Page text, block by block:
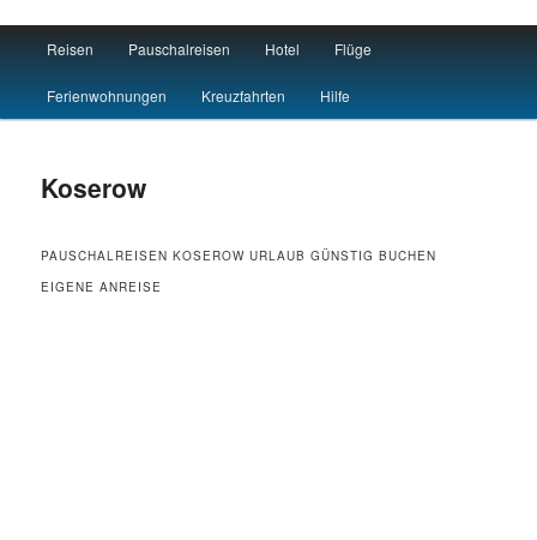
Reisen Hotel Flug
Skip to primary content
Skip to secondary content
Reisen Pauschalreisen Hotel Flüge
Ferienwohnungen Kreuzfahrten Hilfe
Koserow
PAUSCHALREISEN KOSEROW URLAUB GÜNSTIG BUCHEN
EIGENE ANREISE